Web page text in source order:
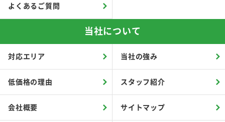
よくあるご質問
当社について
対応エリア 当社の強み
低価格の理由 スタッフ紹介
会社概要 サイトマップ